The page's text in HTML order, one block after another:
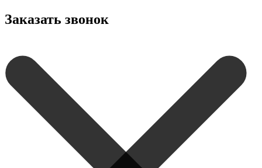
Заказать звонок